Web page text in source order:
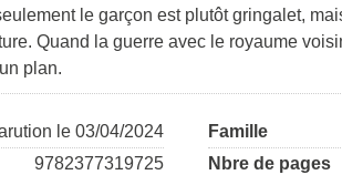
le garçon est plutôt gringalet,
Quand la guerre avec le royaume
plan.
le 03/04/2024
9782377319725
Famille
Nbre de pages